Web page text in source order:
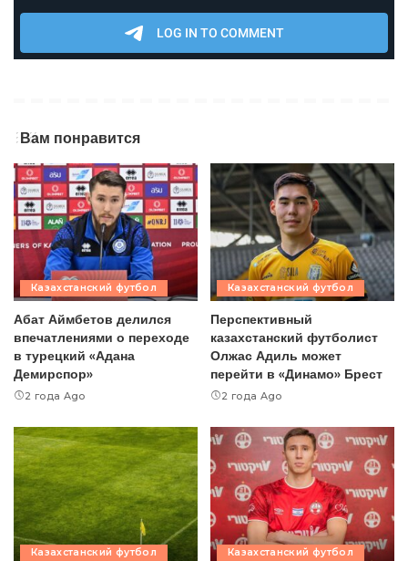
Вам понравится
Казахстанский футбол
Абат Аймбетов делился
впечатлениями о переходе
в турецкий «Адана
Демирспор»
2 года Ago
Казахстанский футбол
Перспективный
казахстанский футболист
Олжас Адиль может
перейти в «Динамо» Брест
2 года Ago
Казахстанский футбол Казахстанский футбол